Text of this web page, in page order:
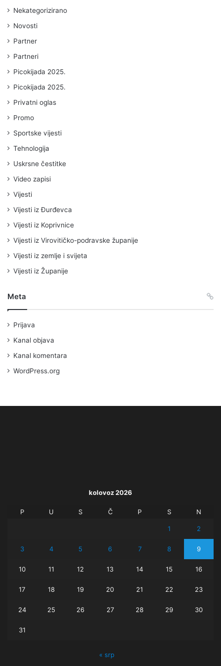
Nekategorizirano
Novosti
Partner
Partneri
Picokijada 2025.
Picokijada 2025.
Privatni oglas
Promo
Sportske vijesti
Tehnologija
Uskrsne čestitke
Video zapisi
Vijesti
Vijesti iz Đurđevca
Vijesti iz Koprivnice
Vijesti iz Virovitičko-podravske županije
Vijesti iz zemlje i svijeta
Vijesti iz Županije
Meta
Prijava
Kanal objava
Kanal komentara
WordPress.org
kolovoz 2026
P U S Č P S N
1 2
3 4 5 6 7 8 9
10 11 12 13 14 15 16
17 18 19 20 21 22 23
24 25 26 27 28 29 30
31
« srp